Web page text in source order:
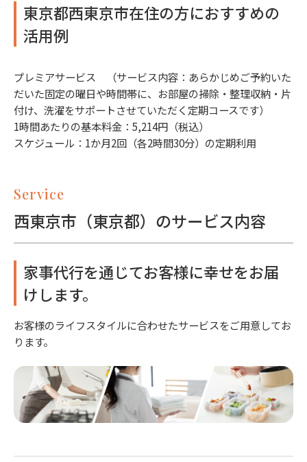
東京都西東京市在住の方におすすめの
活用例
プレミアサービス （サービス内容：あらかじめご予約いた
だいた固定の曜日や時間帯に、お部屋の掃除・整理収納・片
付け、洗濯をサポートさせていただく定期コースです）
1時間あたりの基本料金：5,214円（税込）
スケジュール：1か月2回（各2時間30分）の定期利用
Service
西東京市（東京都）のサービス内容
家事代行を通じてお客様に幸せをお届
けします。
お客様のライフスタイルに合わせたサービスをご用意してお
ります。